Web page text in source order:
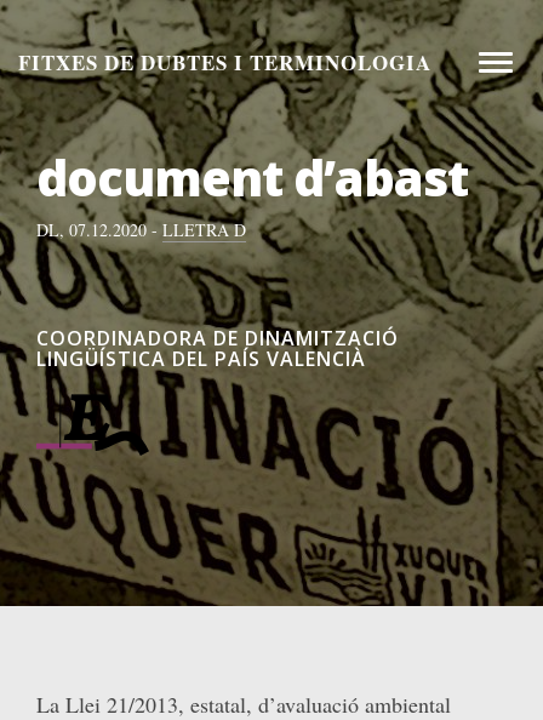
Aneu
al
contingut
Toggle
FITXES DE DUBTES I TERMINOLOGIA
document d’abast
DL, 07.12.2020 - LLETRA D
COORDINADORA DE DINAMITZACIÓ
LINGÜÍSTICA DEL PAÍS VALENCIÀ
La Llei 21/2013, estatal, d’avaluació ambiental